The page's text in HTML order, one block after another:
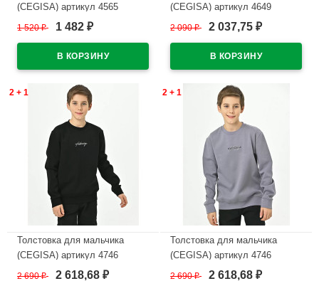
(CEGISA) артикул 4565
размерный ряд 30/116-34/134
1 520₽ 1 482 ₽
(CEGISA) артикул 4649
размерный ряд 30/116-34/134
2 090₽ 2 037,75 ₽
2 + 1
Толстовка для мальчика
(CEGISA) артикул 4746
размерный ряд 42/158-46/170
2 690₽ 2 618,68 ₽
2 + 1
Толстовка для мальчика
(CEGISA) артикул 4746
размерный ряд 42/158-46/170
2 690₽ 2 618,68 ₽